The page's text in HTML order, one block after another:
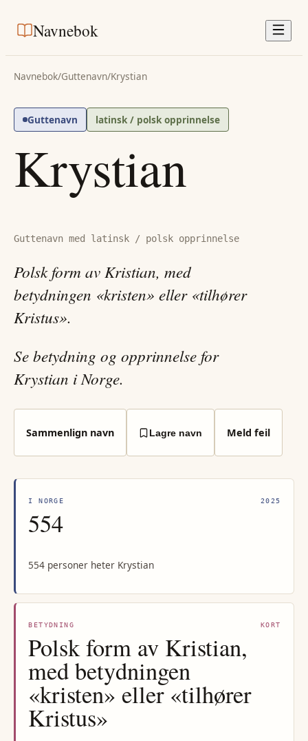
Navnebok
Navnebok/Guttenavn/Krystian
Guttenavn latinsk / polsk opprinnelse
Krystian
Guttenavn med latinsk / polsk opprinnelse
Polsk form av Kristian, med
betydningen «kristen» eller «tilhører
Kristus».
Se betydning og opprinnelse for
Krystian i Norge.
Sammenlign navn Lagre navn Meld feil
I NORGE 2025
554
554 personer heter Krystian
BETYDNING KORT
Polsk form av Kristian,
med betydningen
«kristen» eller «tilhører
Kristus»